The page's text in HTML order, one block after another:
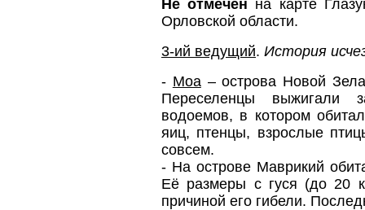
Не отмечен на карте
Орловской области.
3-ий ведущий. История
- Моа– острова Новой
Переселенцы выжигали
водоемов, в котором
яиц, птенцы, взрослые
совсем.
- На острове Маврикий
Её размеры с гуся (до 20
причиной его гибели.